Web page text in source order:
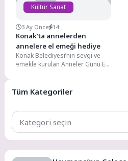
Kültür Sanat
3 Ay Önce 14
Konak’ta annelerden
annelere el emeği hediye
Konak Belediyesi’nin sevgi ve
emekle kurulan Anneler Günü El
Tüm Kategoriler
Tüm
Kategoriler